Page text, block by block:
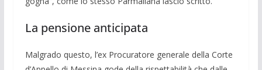
La pensione anticipata
Malgrado questo, l’ex Procuratore ge­nerale della Corte